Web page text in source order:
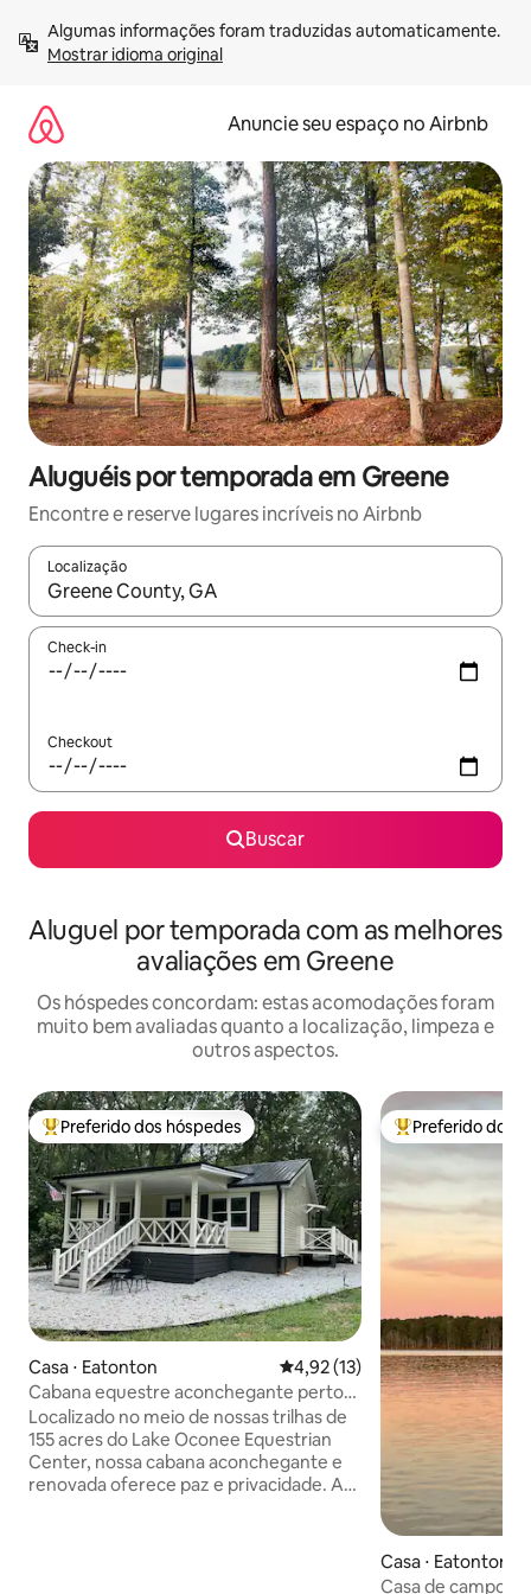
para
Mostrar idioma original
Anuncie seu espaço no Airbnb
Aluguéis por temporada em Greene
Encontre e reserve lugares incríveis no Airbnb
Localização
Quando os resultados estiverem disponíveis, explore-os
Check-in
Checkout
Buscar
Aluguel por temporada com as melhores
avaliações em Greene
Os hóspedes concordam: estas acomodações foram
muito bem avaliadas quanto a localização, limpeza e
outros aspectos.
Entre os melhores preferidos dos hóspedes
Preferido dos hóspedes
Casa ⋅ Eatonton 4,92 de uma avaliação média
4,92 (13)
Cabana equestre aconchegante perto
do lago
Localizado no meio de nossas trilhas de
155 acres do Lake Oconee Equestrian
Center, nossa cabana aconchegante e
renovada oferece paz e privacidade. A
Entre os
Preferido dos
Casa ⋅ Eatonton
Casa de campo